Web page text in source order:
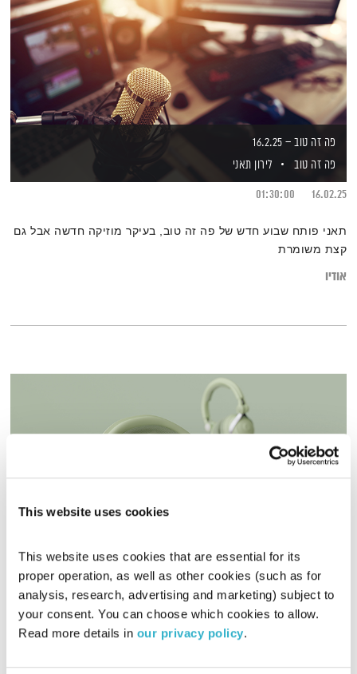
This website uses cookies
This website uses cookies that are essential for its
proper operation, as well as other cookies (such as for
analysis, research, advertising and marketing) subject to
your consent. You can choose which cookies to allow.
Read more details in our privacy policy.
פה זה טוב – 16.2.25
פה זה טוב
לירון תאני
16.02.25
01:30:00
תאני פותח שבוע חדש של פה זה טוב, בעיקר מוזיקה חדשה אבל גם
קצת משומרת
אודיו
התעוררות – 9.12.24
התעוררות
גליה גלעדי
09.12.24
01:28:36